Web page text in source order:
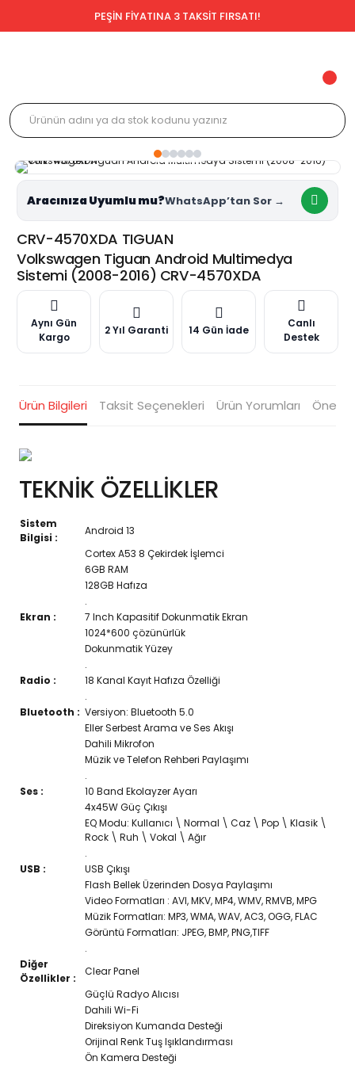
PEŞİN FİYATINA 3 TAKSİT FIRSATI!
Aracınıza Uyumlu mu?
CRV-4570XDA TIGUAN
Volkswagen Tiguan Android Multimedya
Sistemi (2008-2016) CRV-4570XDA
Aynı Gün
Kargo
2 Yıl Garanti 14 Gün İade
Canlı
Destek
Ürün Bilgileri Taksit Seçenekleri Ürün Yorumları
TEKNİK ÖZELLİKLER
Sistem
Bilgisi :
Android 13
Cortex A53 8 Çekirdek İşlemci
6GB RAM
128GB Hafıza
.
Ekran :
7 Inch Kapasitif Dokunmatik Ekran
1024*600 çözünürlük
Dokunmatik Yüzey
.
Radio :
18 Kanal Kayıt Hafıza Özelliği
.
Bluetooth : Versiyon: Bluetooth 5.0
Eller Serbest Arama ve Ses Akışı
Dahili Mikrofon
Müzik ve Telefon Rehberi Paylaşımı
.
Ses :
10 Band Ekolayzer Ayarı
4x45W Güç Çıkışı
EQ Modu: Kullanıcı \ Normal \ Caz \ Pop \ Klasik \
Rock \ Ruh \ Vokal \ Ağır
.
USB :
USB Çıkışı
Flash Bellek Üzerinden Dosya Paylaşımı
Video Formatları : AVI, MKV, MP4, WMV, RMVB, MPG
Müzik Formatları: MP3, WMA, WAV, AC3, OGG, FLAC
Görüntü Formatları: JPEG, BMP, PNG,TIFF
.
Diğer
Özellikler :
Clear Panel
Güçlü Radyo Alıcısı
Dahili Wi-Fi
Direksiyon Kumanda Desteği
Orijinal Renk Tuş Işıklandırması
Ön Kamera Desteği